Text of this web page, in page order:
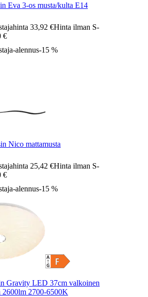
Eva 3-os musta/kulta E14
33,92 €Hinta ilman S-
€
alennus-15 %
Nico mattamusta
25,42 €Hinta ilman S-
€
alennus-15 %
Gravity LED 37cm valkoinen
2600lm 2700-6500K